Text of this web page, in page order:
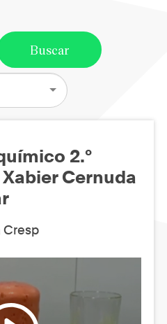
2.º
Cernuda
Cresp